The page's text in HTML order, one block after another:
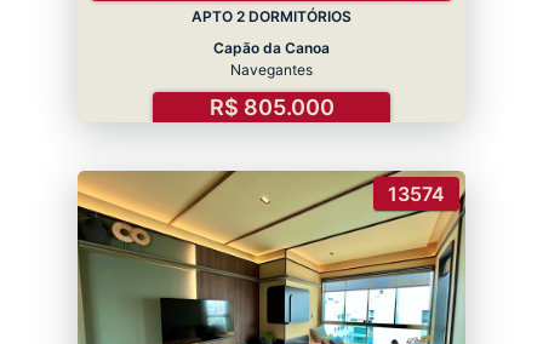
APTO 2 DORMITÓRIOS
Capão da Canoa
Navegantes
R$ 805.000
13574